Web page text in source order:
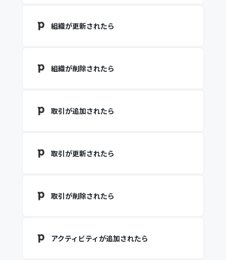
組織が更新されたら
組織が削除されたら
取引が追加されたら
取引が更新されたら
取引が削除されたら
アクティビティが追加されたら